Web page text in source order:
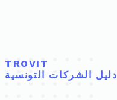
TROVIT
دليل الشركات التونسية